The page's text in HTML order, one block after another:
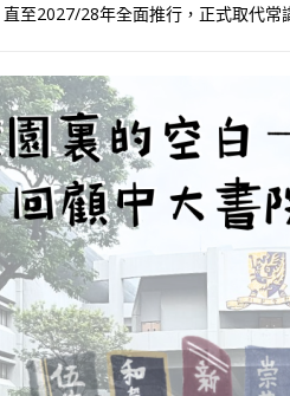
至2027/28年全面推行，正式取代